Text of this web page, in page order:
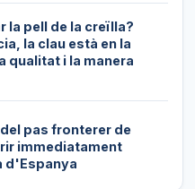
la pell de la creïlla?
la clau està en la
qualitat i la manera
pas fronterer de
immediatament
d'Espanya